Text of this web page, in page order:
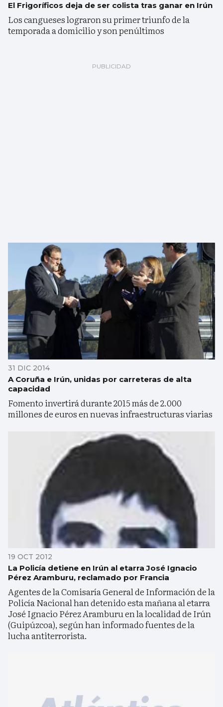
El Frigoríficos deja de ser colista tras ganar en Irún
Los cangueses lograron su primer triunfo de la
temporada a domicilio y son penúltimos
31 DIC 2014
A Coruña e Irún, unidas por carreteras de alta
capacidad
Fomento invertirá durante 2015 más de 2.000
millones de euros en nuevas infraestructuras viarias
19 OCT 2012
La Policía detiene en Irún al etarra José Ignacio
Pérez Aramburu, reclamado por Francia
Agentes de la Comisaría General de Información de la
Policía Nacional han detenido esta mañana al etarra
José Ignacio Pérez Aramburu en la localidad de Irún
(Guipúzcoa), según han informado fuentes de la
lucha antiterrorista.